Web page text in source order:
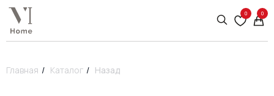
0 0
Главная / Каталог / Назад